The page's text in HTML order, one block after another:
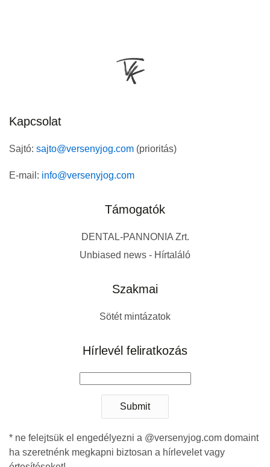
Kapcsolat
Sajtó: sajto@versenyjog.com (prioritás)
E-mail: info@versenyjog.com
Támogatók
DENTAL-PANNONIA Zrt.
Unbiased news - Hírtaláló
Szakmai
Sötét mintázatok
Hírlevél feliratkozás
Submit
* ne felejtsük el engedélyezni a @versenyjog.com domaint
ha szeretnénk megkapni biztosan a hírlevelet vagy